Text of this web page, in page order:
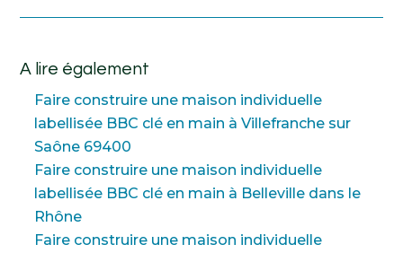
A lire également
Faire construire une maison individuelle
labellisée BBC clé en main à Villefranche sur
Saône 69400
Faire construire une maison individuelle
labellisée BBC clé en main à Belleville dans le
Rhône
Faire construire une maison individuelle